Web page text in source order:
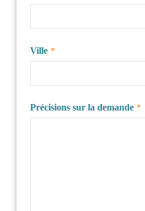
Ville *
Précisions sur la demande *